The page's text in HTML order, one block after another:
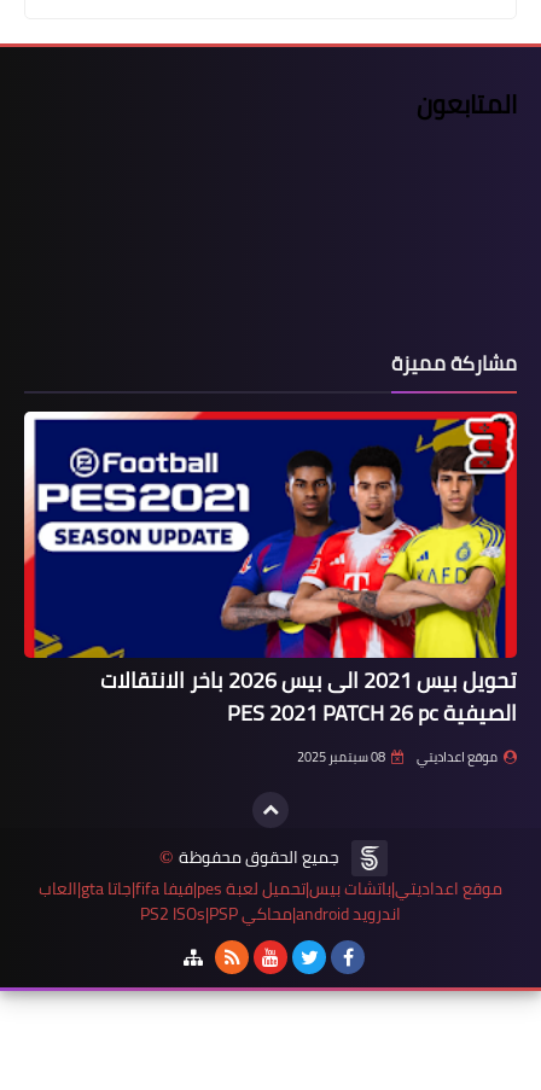
المتابعون
مشاركة مميزة
تحويل بيس 2021 الى بيس 2026 باخر الانتقالات
الصيفية PES 2021 PATCH 26 pc
موقع اعداديتي 08 سبتمبر 2025
جميع الحقوق محفوظة ©
موقع اعداديتي|باتشات بيس|تحميل لعبة pes|فيفا fifa|جاتا gta|العاب
اندرويد android|محاكي PS2 ISOs|PSP